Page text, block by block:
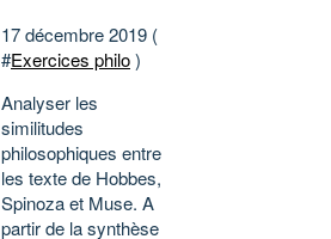
17 décembre 2019 (
#Exercices philo)
Analyser les
similitudes
philosophiques entre
les texte de Hobbes,
Spinoza et Muse. A
partir de la synthèse